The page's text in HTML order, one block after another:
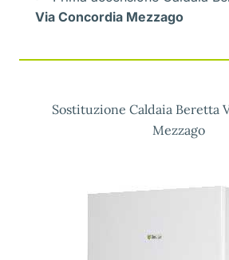
Via Concordia Mezzago
Sostituzione Caldaia Beretta
Mezzago